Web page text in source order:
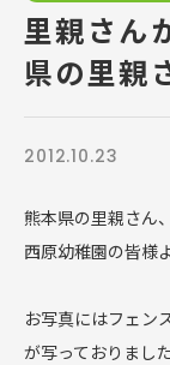
里親さん
県の里親
2012.10.23
熊本県の里親さん、
西原幼稚園の皆様
お写真にはフェン
が写っておりました